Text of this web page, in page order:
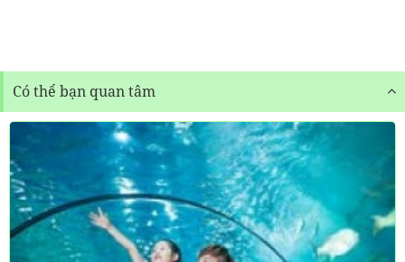
Có thể bạn quan tâm